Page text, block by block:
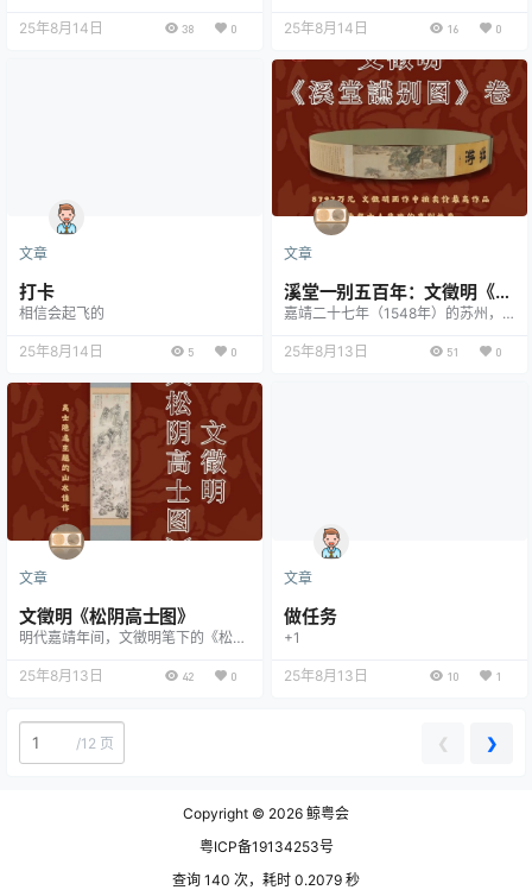
发现于山西太原的娄睿墓中。该壁画
25年8月14日 38 0 25年8月14日 16 0
文章
打卡
相信会起飞的
25年8月14日 5 0
文章
溪堂一别五百年：文徵明《溪
堂讌别图》的历史回响
嘉靖二十七年（1548年）的苏州，7
图》时，或许未曾想到这幅作品会成
25年8月13日 51 0
文章
文徵明《松阴高士图》
明代嘉靖年间，文徵明笔下的《松阴
承载着吴门文人悠游林泉、超然物外
值他历经科举失意后，潜心书画，成
为吴门画派领袖之时。画中高士独坐
神寄托。 《松阴高士图》在构图上
融合了南宋院体的精致与元代文人画
25年8月13日 42 0
文章
做任务
+1
25年8月13日 10 1
/12 页 ❮ ❯
Copyright © 2026 鲸粤会
粤ICP备19134253号
查询 140 次，耗时 0.2079 秒